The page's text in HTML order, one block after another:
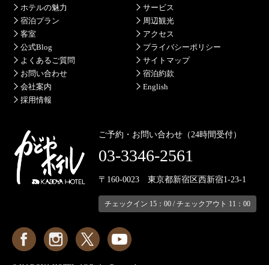
ホテルの魅力
宿泊プラン
客室
サービス
周辺観光
アクセス
公式Blog
よくあるご質問
お問い合わせ
会社案内
採用情報
プライバシーポリシー
サイトマップ
宿泊約款
English
ご予約・お問い合わせ（24時間受付）
03-3346-2561
〒160-0023 東京都新宿区西新宿1-23-1
チェックイン 15：00 / チェックアウト 11：00